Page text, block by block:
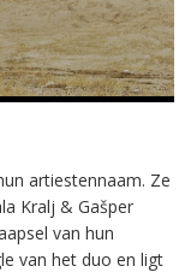
artiestennaam. Ze
Kralj & Gašper
van hun
van het duo en ligt